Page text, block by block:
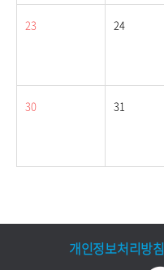
23 24
30 31
개인정보처리방침